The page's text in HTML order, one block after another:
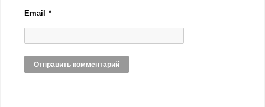
Email*